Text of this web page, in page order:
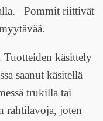
Pommit riittivät
Tuotteiden käsittely
saanut käsitellä
trukilla tai
rahtilavoja, joten